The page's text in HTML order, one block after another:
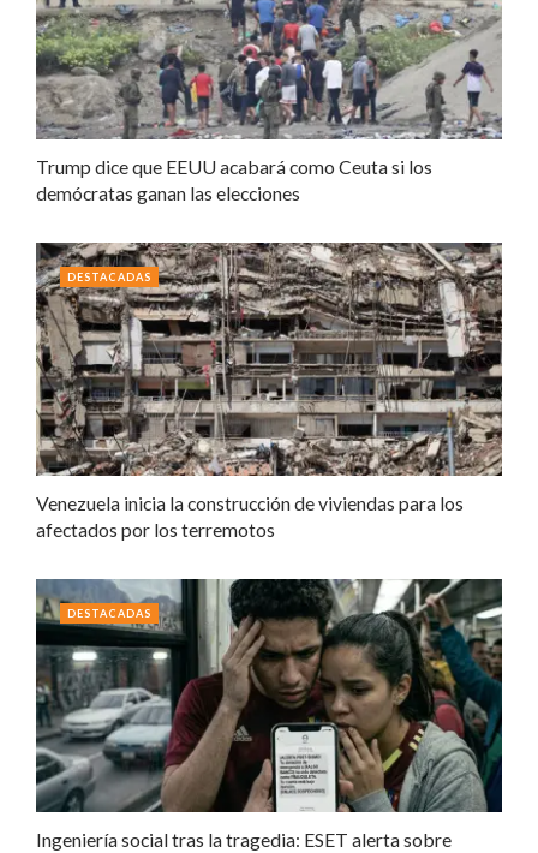
Trump dice que EEUU acabará como Ceuta si los
demócratas ganan las elecciones
Venezuela inicia la construcción de viviendas para los
afectados por los terremotos
DESTACADAS
Ingeniería social tras la tragedia: ESET alerta sobre
DESTACADAS